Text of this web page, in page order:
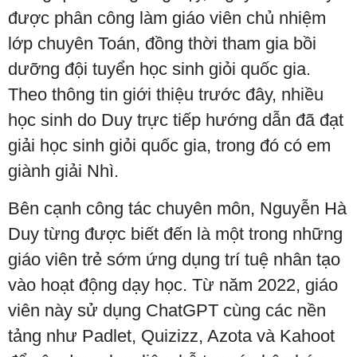
được phân công làm giáo viên chủ nhiệm
lớp chuyên Toán, đồng thời tham gia bồi
dưỡng đội tuyển học sinh giỏi quốc gia.
Theo thông tin giới thiệu trước đây, nhiều
học sinh do Duy trực tiếp hướng dẫn đã đạt
giải học sinh giỏi quốc gia, trong đó có em
giành giải Nhì.
Bên cạnh công tác chuyên môn, Nguyễn Hà
Duy từng được biết đến là một trong những
giáo viên trẻ sớm ứng dụng trí tuệ nhân tạo
vào hoạt động dạy học. Từ năm 2022, giáo
viên này sử dụng ChatGPT cùng các nền
tảng như Padlet, Quizizz, Azota và Kahoot